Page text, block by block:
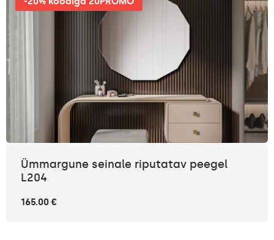
Ümmargune seinale riputatav peegel
L204
165.00 €